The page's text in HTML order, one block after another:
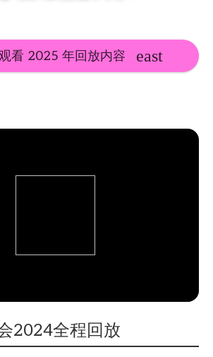
看 2025 年回放内容
2024全程回放